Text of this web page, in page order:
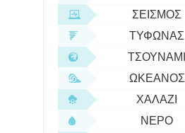
ΣΕΙΣΜΌΣ
ΤΥΦΏΝΑΣ
ΤΣΟΥΝΆΜΙ
ΩΚΕΑΝΌΣ
ΧΑΛΆΖΙ
ΝΕΡΌ